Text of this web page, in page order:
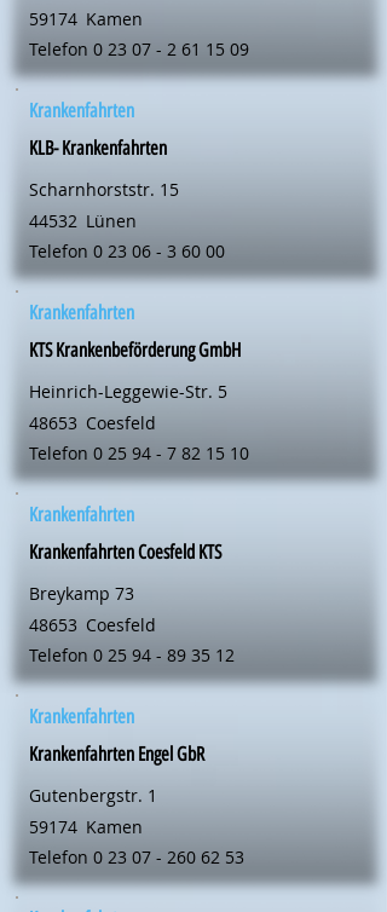
59174 Kamen
Telefon 0 23 07 - 2 61 15 09
Krankenfahrten
KLB- Krankenfahrten
Scharnhorststr. 15
44532 Lünen
Telefon 0 23 06 - 3 60 00
Krankenfahrten
KTS Krankenbeförderung GmbH
Heinrich-Leggewie-Str. 5
48653 Coesfeld
Telefon 0 25 94 - 7 82 15 10
Krankenfahrten
Krankenfahrten Coesfeld KTS
Breykamp 73
48653 Coesfeld
Telefon 0 25 94 - 89 35 12
Krankenfahrten
Krankenfahrten Engel GbR
Gutenbergstr. 1
59174 Kamen
Telefon 0 23 07 - 260 62 53